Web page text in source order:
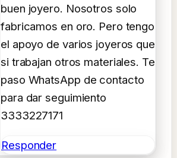
buen joyero. Nosotros solo
fabricamos en oro. Pero tengo
el apoyo de varios joyeros que
si trabajan otros materiales. Te
paso WhatsApp de contacto
para dar seguimiento
3333227171
Responder